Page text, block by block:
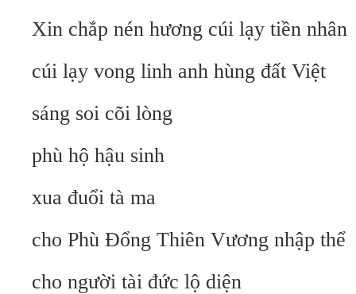
Xin chắp nén hương cúi lạy tiền nhân
cúi lạy vong linh anh hùng đất Việt
sáng soi cõi lòng
phù hộ hậu sinh
xua đuổi tà ma
cho Phù Đổng Thiên Vương nhập thể
cho người tài đức lộ diện